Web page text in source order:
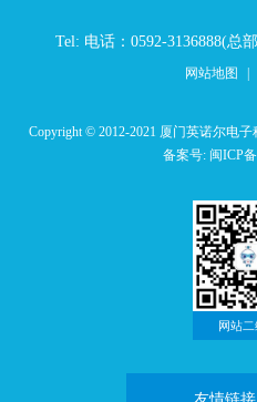
Tel: 电话：0592-3136888(总
网站地图 |
Copyright © 2012-2021 厦门英诺尔电
备案号: 闽ICP
网站
友情链接